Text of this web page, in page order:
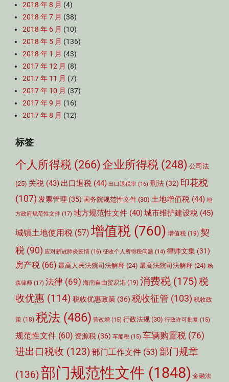
2018 年 8 月 (4)
2018 年 7 月 (38)
2018 年 6 月 (10)
2018 年 5 月 (136)
2018 年 1 月 (43)
2017 年 12 月 (8)
2017 年 11 月 (7)
2017 年 10 月 (37)
2017 年 9 月 (16)
2017 年 8 月 (12)
标签
个人所得税 (266) 企业所得税 (248) 公司法
(25) 关税 (43) 出口退税 (44) 出口退税率 (16) 刑法 (32) 印花税
(107) 发票管理 (35) 国务院规范性文件 (30) 土地增值税 (44) 地
方政府规范性文件 (17) 地方规范性文件 (40)城市维护建设税 (45)
城镇土地使用税 (57) 增值税 (760) 增值税 (19) 契
税 (90) 应对新冠肺炎疫情 (16) 征收个人所得税问题 (14) 律师文集 (31)
房产税 (66) 最高人民法院司法解释 (24) 最高法院司法解释 (24) 杨
森律师 (17) 法律 (69) 海南自由贸易港 (19) 消费税 (175)税
收优惠 (114) 税收优惠政策 (36) 税收征管 (103) 税收政
策 (18) 税法 (486) 营改增 (15) 行政法规 (30) 行政许可批复 (15)
规范性文件 (60) 资源税 (36) 车船税 (15) 车辆购置税 (76)
进出口税收 (123) 部门工作文件 (53) 部门规章
(136)部门规范性文件 (1848) 金融法